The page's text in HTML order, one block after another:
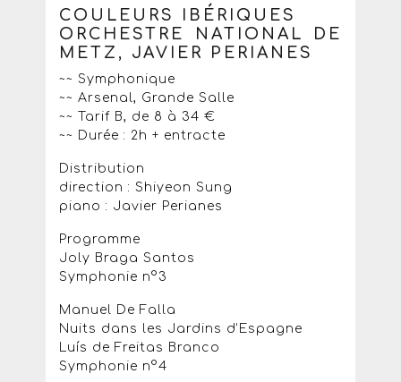
COULEURS IBÉRIQUES
ORCHESTRE NATIONAL DE
METZ, JAVIER PERIANES
~~ Symphonique
~~ Arsenal, Grande Salle
~~ Tarif B, de 8 à 34 €
~~ Durée : 2h + entracte
Distribution
direction : Shiyeon Sung
piano : Javier Perianes
Programme
Joly Braga Santos
Symphonie n°3
Manuel De Falla
Nuits dans les Jardins d’Espagne
Luís de Freitas Branco
Symphonie n°4